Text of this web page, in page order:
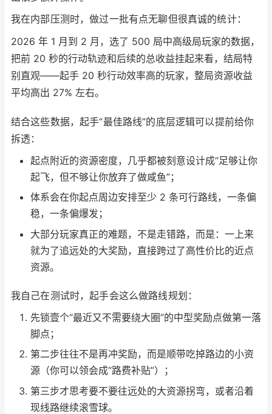
我在内部压测时，做过一批有点无聊但很真诚的统计：
2026 年 1 月到 2 月，选了 500 局中高级局玩家的数据，
把前 20 秒的行动轨迹和后续的总收益挂起来看，结局特
别直观——起手 20 秒行动效率高的玩家，整局资源收益
平均高出 27% 左右。
结合这些数据，起手“最佳路线”的底层逻辑可以提前给你
拆透：
起点附近的资源密度，几乎都被刻意设计成“足够让你
起飞，但不够让你放弃了做咸鱼”；
体系会在你起点周边安排至少 2 条可行路线，一条偏
稳，一条偏爆发；
大部分玩家真正的难题，不是走错路，而是：一上来
就为了追远处的大奖励，直接跨过了高性价比的近点
资源。
我自己在测试时，起手会这么做路线规划：
先锁壹个“最近又不需要绕大圈”的中型奖励点做第一落
脚点；
第二步往往不是再冲奖励，而是顺带吃掉路边的小资
源（你可以领会成“路费补贴”）；
第三步才思考要不要往远处的大资源拐弯，或者沿着
现线路继续滚雪球。